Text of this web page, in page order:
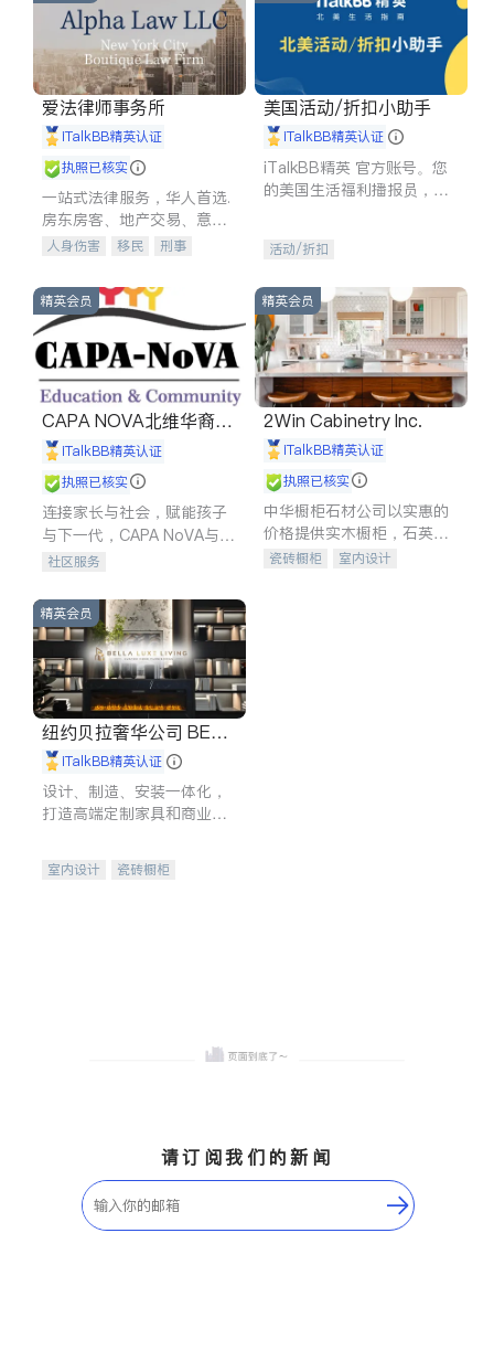
爱法律师事务所
iTalkBB精英认证
执照已核实
一站式法律服务，华人首选.
房东房客、地产交易、意外
伤害、车祸重伤、商业诉
建筑合同、刑事案件全包办
人身伤害 移民
刑事
信托/遗嘱
商业
索赔
律师-其它 保释
美国活动/折扣小助手
iTalkBB精英认证
iTalkBB精英 官方账号。您
的美国生活福利播报员，精
专属福利。
活动/折扣
精英会员
CAPA NOVA北维华裔家
长会iTalkBB精英认证
执照已核实
连接家长与社会，赋能孩子
与下一代，CAPA NoVA与您
携手建设包容、公平、充满
社区服务
精英会员
2Win Cabinetry Inc.
iTalkBB精英认证
执照已核实
中华橱柜石材公司以实惠的
价格提供实木橱柜，石英石
台面，多种优质不锈钢水
瓷砖橱柜
室内设计
精英会员
纽约贝拉奢华公司 BELL
A LUXE
iTalkBB精英认证
设计、制造、安装一体化，
打造高端定制家具和商业空
室内设计
瓷砖橱柜
请订阅我们的新闻